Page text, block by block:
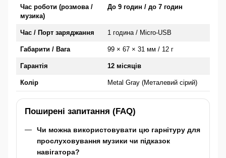
Час роботи (розмова /
музика)
До 9 годин / до 7 годин
Час / Порт заряджання 1 година / Micro-USB
Габарити / Вага 99 × 67 × 31 мм / 12 г
Гарантія 12 місяців
Колір Metal Gray (Металевий сірий)
Поширені запитання (FAQ)
Чи можна використовувати цю гарнітуру для
прослуховування музики чи підказок
навігатора?